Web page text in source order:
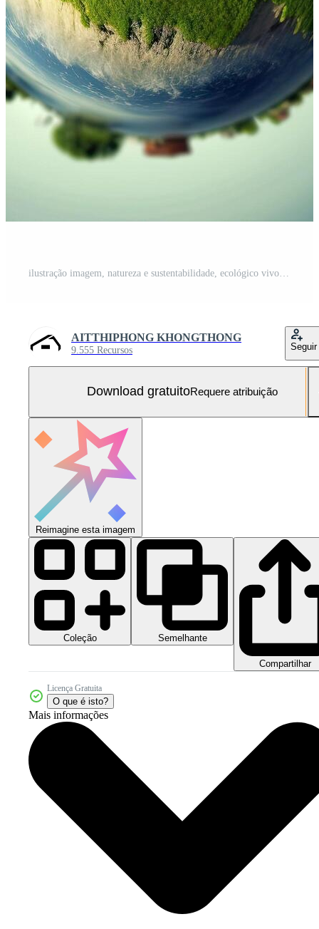
AITTHIPHONG KHONGTHONG
9.555 Recursos Seguir
Download gratuitoRequere atribuição
Reimagine esta imagem
Coleção Semelhante
Compartilhar
Licença Gratuita
O que é isto?
Mais informações